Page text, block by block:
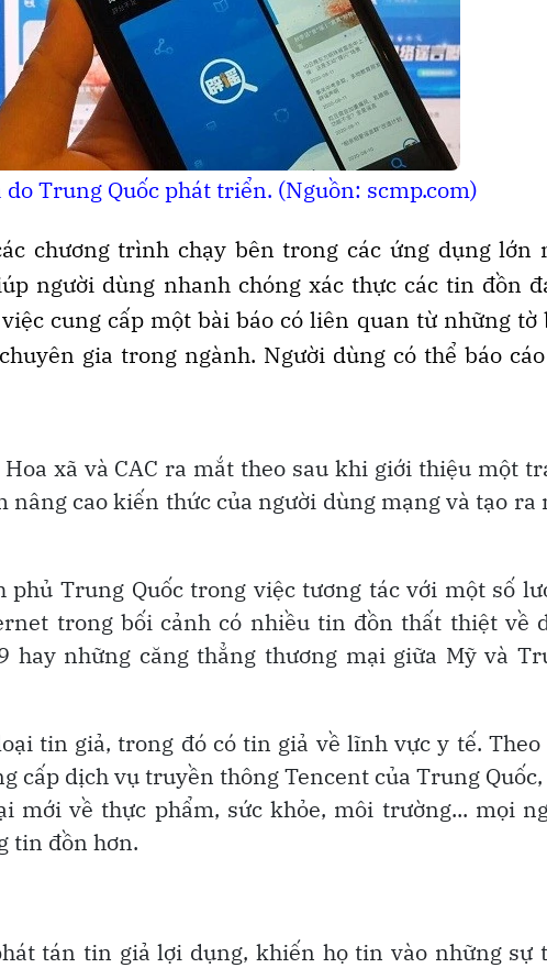
Trung Quốc phát triển. (Nguồn: scmp.com)
chương trình chạy bên trong các ứng dụng lớn
người dùng nhanh chóng xác thực các tin đồn
cung cấp một bài báo có liên quan từ những tờ
gia trong ngành. Người dùng có thể báo
xã và CAC ra mắt theo sau khi giới thiệu một
cao kiến thức của người dùng mạng và tạo ra
Trung Quốc trong việc tương tác với một số
trong bối cảnh có nhiều tin đồn thất thiệt về
hay những căng thẳng thương mại giữa Mỹ và
tin giả, trong đó có tin giả về lĩnh vực y tế. Theo
cấp dịch vụ truyền thông Tencent của Trung
mới về thực phẩm, sức khỏe, môi trường... mọi
tin đồn hơn.
tán tin giả lợi dụng, khiến họ tin vào những sự